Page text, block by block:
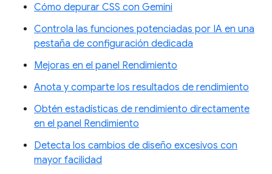
Cómo depurar CSS con Gemini
Controla las funciones potenciadas por IA en una
pestaña de configuración dedicada
Mejoras en el panel Rendimiento
Anota y comparte los resultados de rendimiento
Obtén estadísticas de rendimiento directamente
en el panel Rendimiento
Detecta los cambios de diseño excesivos con
mayor facilidad